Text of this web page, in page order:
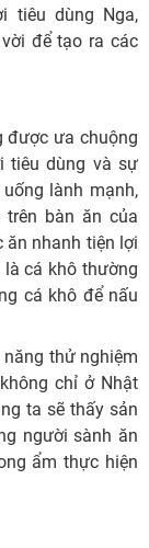
tiêu dùng Nga,
để tạo ra các
được ưa chuộng
tiêu dùng và sự
lành mạnh,
bàn ăn của
nhanh tiện lợi
cá khô thường
cá khô để nấu
thử nghiệm
chỉ ở Nhật
ta sẽ thấy sản
người sành ăn
ẩm thực hiện